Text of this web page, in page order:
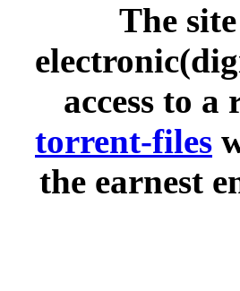
The
access to a
torrent-files
the earnest